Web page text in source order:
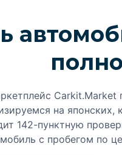
1.5T (181 л.с.)
Полный пакет
2025 ТИП